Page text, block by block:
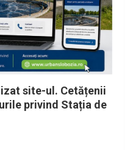
site-ul. Cetățenii
privind Stația de